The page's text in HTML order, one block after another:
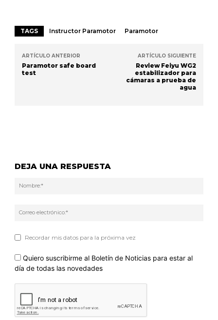
TAGS Instructor Paramotor Paramotor
ARTÍCULO ANTERIOR
Paramotor safe board
test
ARTÍCULO SIGUIENTE
Review Feiyu WG2
estabilizador para
cámaras a prueba de
agua
DEJA UNA RESPUESTA
Recordar mis datos para la próxima vez
Quiero suscribirme al Boletín de Noticias para estar al
día de todas las novedades